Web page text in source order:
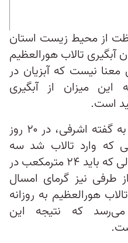
از محیط‌ زیست استان
آبگیری تالاب هورالعظیم
معنا نیست که آبزیان در
این میزان از آبگیری
است.
به گزارش خبرگزاری ایسنا و به گفته اشرفی، در ۲۰ روز
که وارد تالاب شد سه
مترمکعب در ثانیه بود، در حالی‌ که باید ۲۴ مترمکعب در
طرفی نیز گرمای امسال
هورالعظیم به روزانه
می‌رسد که نتیجه این